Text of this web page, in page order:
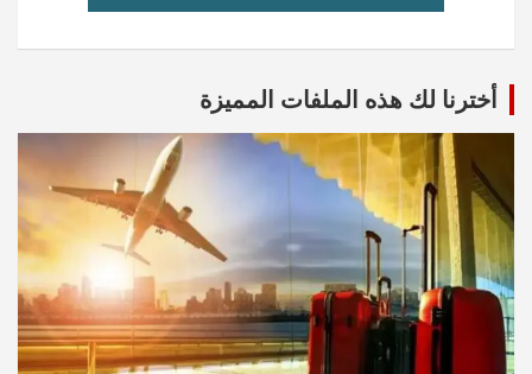
أخترنا لك هذه الملفات المميزة